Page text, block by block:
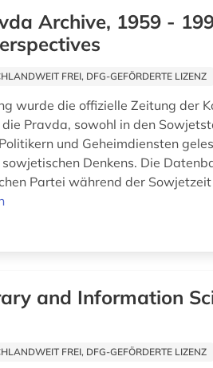
Archive, 1959 -
FREI, DFG-GEFÖRDERTE LIZENZ
wurde die offizielle Zeitung der
Pravda, sowohl in den
und Geheimdiensten
Denkens. Die
Partei während der
and Information
FREI, DFG-GEFÖRDERTE LIZENZ